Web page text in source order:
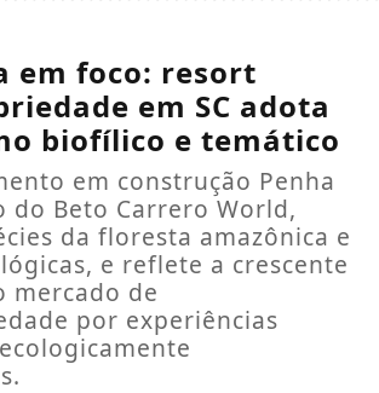
em foco: resort
em SC adota
biofílico e temático
em construção Penha
do Beto Carrero World,
da floresta amazônica e
e reflete a crescente
mercado de
por experiências